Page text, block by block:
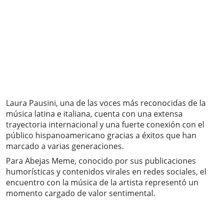
Laura Pausini, una de las voces más reconocidas de la
música latina e italiana, cuenta con una extensa
trayectoria internacional y una fuerte conexión con el
público hispanoamericano gracias a éxitos que han
marcado a varias generaciones.
Para Abejas Meme, conocido por sus publicaciones
humorísticas y contenidos virales en redes sociales, el
encuentro con la música de la artista representó un
momento cargado de valor sentimental.